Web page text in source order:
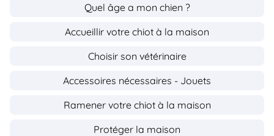
Quel âge a mon chien ?
Accueillir votre chiot à la maison
Choisir son vétérinaire
Accessoires nécessaires - Jouets
Ramener votre chiot à la maison
Protéger la maison